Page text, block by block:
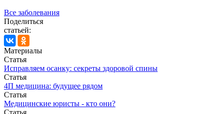
Все заболевания
Поделиться
статьей:
Материалы
Статья
Исправляем осанку: секреты здоровой спины
Статья
4П медицина: будущее рядом
Статья
Медицинские юристы - кто они?